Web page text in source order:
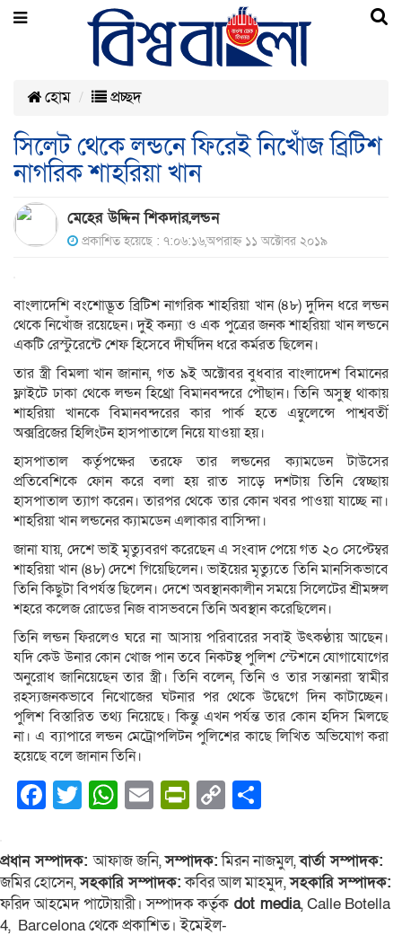
হোম প্রচ্ছদ
সিলেট থেকে লন্ডনে ফিরেই নিখোঁজ ব্রিটিশ
নাগরিক শাহরিয়া খান
মেহের উদ্দিন শিকদার,লন্ডন
প্রকাশিত হয়েছে : ৭:০৬:১৬,অপরাহ্ন ১১ অক্টোবর ২০১৯
বাংলাদেশি বং‌শোদ্ভূত ব্রিটিশ নাগরিক শাহরিয়া খান (৪৮) দুদিন ধরে লন্ডন
থেকে নিখোঁজ রয়েছেন। দুই কন্যা ও এক পুত্রের জনক শাহরিয়া খান লন্ডনে
একটি রেস্টুরেন্টে শেফ হিসেবে দীর্ঘদিন ধরে কর্মরত ছিলেন।
তার স্ত্রী বিমলা খান জানান, গত ৯ই অক্টোবর বুধবার বাংলাদেশ বিমানের
ফ্লাইটে ঢাকা থেকে লন্ডন হিথ্রো বিমানবন্দরে পৌছান। তিনি অসুস্থ থাকায়
শাহরিয়া খানকে বিমানবন্দরের কার পার্ক হতে এম্বুলেন্সে পাশ্ববর্তী
অক্সব্রিজের হিলিংটন হাসপাতালে নিয়ে যাওয়া হয়।
হাসপাতাল কর্তৃপক্ষের তরফে তার লন্ডনের ক্যামডেন টাউসের
প্রতিবেশিকে ফোন করে বলা হয় রাত সাড়ে দশটায় তিনি স্বেচ্ছায়
হাসপাতাল ত্যাগ করেন। তারপর থেকে তার কোন খবর পাওয়া যাচ্ছে না।
শাহরিয়া খ‌ান লন্ডনের ক্যামডেন এলাকার বা‌সিন্দা।
জানা যায়, দেশে ভাই মৃত্যুবরণ করেছেন এ সংবাদ পেয়ে গত ২০ সেপ্টেম্বর
শাহরিয়া খান (৪৮) দেশে গিয়েছিলেন। ভাই‌য়ের মৃত্যুতে তিনি মানসিকভাবে
তিনি কিছুটা বিপর্যস্ত ছিলেন। দেশে অবস্থানকালীন সময়ে সিলেটের শ্রীমঙ্গল
শহরে কলেজ রোডের নিজ বাসভবনে তিনি অবস্থান করেছিলেন।
তিনি লন্ডন ফিরলেও ঘরে না আসায় পরিবারের সবাই উৎকণ্ঠায় আছেন।
যদি কেউ উনার কোন খোজ পান তবে নিকটস্থ পুলিশ স্টেশনে যোগ‌াযোগের
অনুরোধ জানিয়েছেন তার স্ত্রী। তিনি বলেন, তি‌নি ও তার সন্তানরা স্বামীর
রহস্যজনকভাবে নিখোজের ঘটনার পর থেকে উদ্বেগে দিন কাটাচ্ছেন।
পুলিশ বিস্তারিত তথ্য নিয়েছে। কিন্তু এখন পর্যন্ত তার কোন হদিস মিলছে
না। এ ব্যাপারে লন্ডন মেট্রোপলিটন পুলিশের কাছে লিখিত অভিযোগ করা
হয়েছে বলে জানান তিনি।
Facebook
Twitter
WhatsApp
EmailPrintFriendly
Copy
প্রধান সম্পাদক:আফাজ জনি,সম্পাদক:মিরন নাজমুল,বার্তা সম্পাদক:
জমির হোসেন,সহকারি সম্পাদক:কবির আল মাহমুদ,সহকারি সম্পাদক:
ফরিদ আহমেদ পাটোয়ারী। সম্পাদক কর্তৃক dot media, Calle Botella
4, Barcelona থেকে প্রকাশিত। ইমেইল-